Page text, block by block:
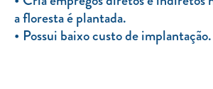
a floresta é plantada.
Possui baixo custo de implantação.